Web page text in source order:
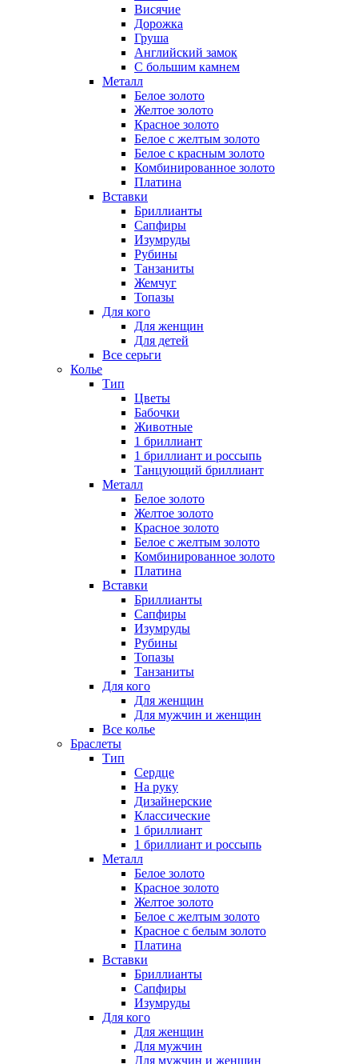
Висячие
Дорожка
Груша
Английский замок
С большим камнем
Металл
Белое золото
Желтое золото
Красное золото
Белое с желтым золото
Белое с красным золото
Комбинированное золото
Платина
Вставки
Бриллианты
Сапфиры
Изумруды
Рубины
Танзаниты
Жемчуг
Топазы
Для кого
Для женщин
Для детей
Все серьги
Колье
Тип
Цветы
Бабочки
Животные
1 бриллиант
1 бриллиант и россыпь
Танцующий бриллиант
Металл
Белое золото
Желтое золото
Красное золото
Белое с желтым золото
Комбинированное золото
Платина
Вставки
Бриллианты
Сапфиры
Изумруды
Рубины
Топазы
Танзаниты
Для кого
Для женщин
Для мужчин и женщин
Все колье
Браслеты
Тип
Сердце
На руку
Дизайнерские
Классические
1 бриллиант
1 бриллиант и россыпь
Металл
Белое золото
Красное золото
Желтое золото
Белое с желтым золото
Красное с белым золото
Платина
Вставки
Бриллианты
Сапфиры
Изумруды
Для кого
Для женщин
Для мужчин
Для мужчин и женщин